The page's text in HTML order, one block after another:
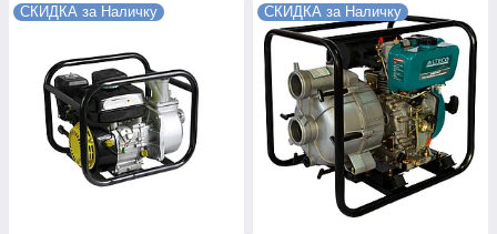
СКИДКА за Наличку СКИДКА за Наличку